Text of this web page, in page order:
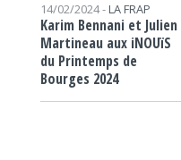
14/02/2024 - LA FRAP
Karim Bennani et Julien
Martineau aux iNOUïS
du Printemps de
Bourges 2024